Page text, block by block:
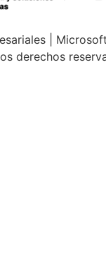
|
derechos